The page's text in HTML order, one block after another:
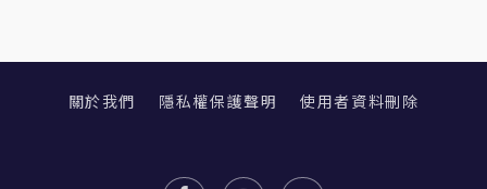
關於我們 隱私權保護聲明 使用者資料刪除